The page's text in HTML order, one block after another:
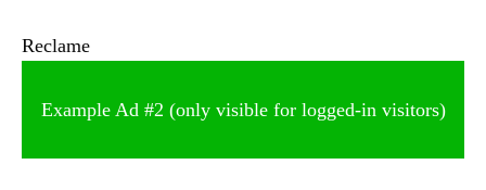
Reclame
Example Ad #2 (only visible for logged-in visitors)